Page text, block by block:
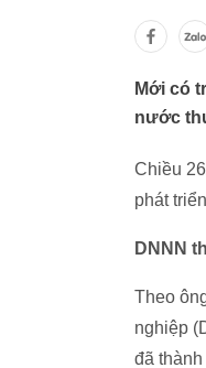
Mới có
nước
Chiều
phát
DNNN
Theo
nghiệp
đã